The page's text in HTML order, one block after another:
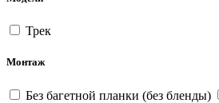
Трек
Монтаж
Без багетной планки (без бленды)